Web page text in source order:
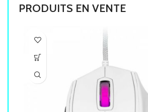
PRODUITS EN VENTE